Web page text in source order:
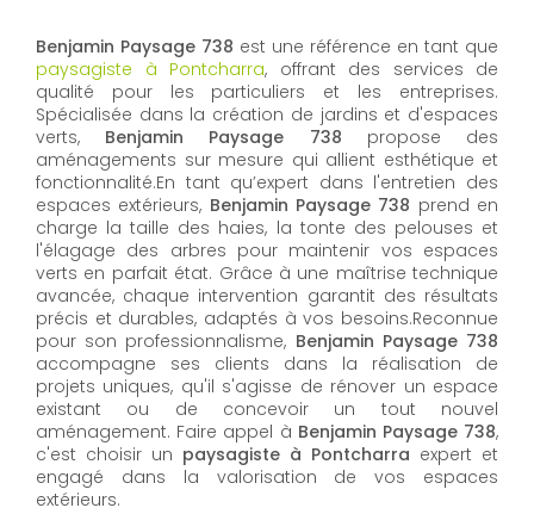
Benjamin Paysage 738 est une référence en tant que
paysagiste à Pontcharra, offrant des services de
qualité pour les particuliers et les entreprises.
Spécialisée dans la création de jardins et d'espaces
verts, Benjamin Paysage 738 propose des
aménagements sur mesure qui allient esthétique et
fonctionnalité.En tant qu’expert dans l'entretien des
espaces extérieurs, Benjamin Paysage 738 prend en
charge la taille des haies, la tonte des pelouses et
l'élagage des arbres pour maintenir vos espaces
verts en parfait état. Grâce à une maîtrise technique
avancée, chaque intervention garantit des résultats
précis et durables, adaptés à vos besoins.Reconnue
pour son professionnalisme, Benjamin Paysage 738
accompagne ses clients dans la réalisation de
projets uniques, qu'il s'agisse de rénover un espace
existant ou de concevoir un tout nouvel
aménagement. Faire appel à Benjamin Paysage 738,
c'est choisir un paysagiste à Pontcharra expert et
engagé dans la valorisation de vos espaces
extérieurs.